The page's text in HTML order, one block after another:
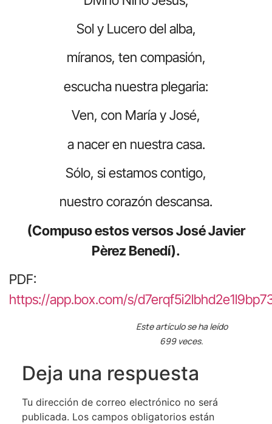
Sol y Lucero del alba,
míranos, ten compasión,
escucha nuestra plegaria:
Ven, con María y José,
a nacer en nuestra casa.
Sólo, si estamos contigo,
nuestro corazón descansa.
(Compuso estos versos José Javier
Pèrez Benedí).
PDF:
https://app.box.com/s/
Este artículo se ha leído
699 veces.
Deja una respuesta
Tu dirección de correo electrónico no será
publicada. Los campos obligatorios están